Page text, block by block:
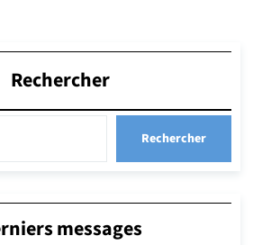
Rechercher
Rechercher
messages